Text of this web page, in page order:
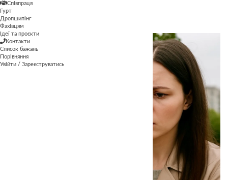
Співпраця
Гурт
Дропшипінг
Фахівцям
Ідеї та проєкти
Контакти
Список бажань
Порівняння
Увійти / Зареєструватись